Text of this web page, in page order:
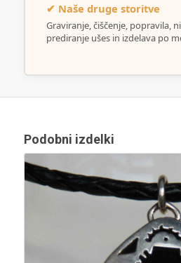
✔ Naše druge storitve
Graviranje, čiščenje, popravila,
prediranje ušes in izdelava po
Podobni izdelki